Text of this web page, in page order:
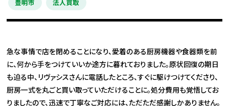
豊明市 法人買取
急な事情で店を閉めることになり、愛着のある厨房機器や食器類を前
に、何から手をつけていいか途方に暮れておりました。原状回復の期日
も迫る中、リヴァシスさんに電話したところ、すぐに駆けつけてくださり、
厨房一式を丸ごと買い取っていただけることに。処分費用も覚悟してお
りましたので、迅速で丁寧なご対応には、ただただ感謝しかありません。